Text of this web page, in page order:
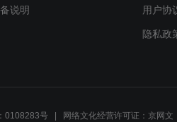
说明 用户协
隐私政
0108283号 网络文化经营许可证：京网